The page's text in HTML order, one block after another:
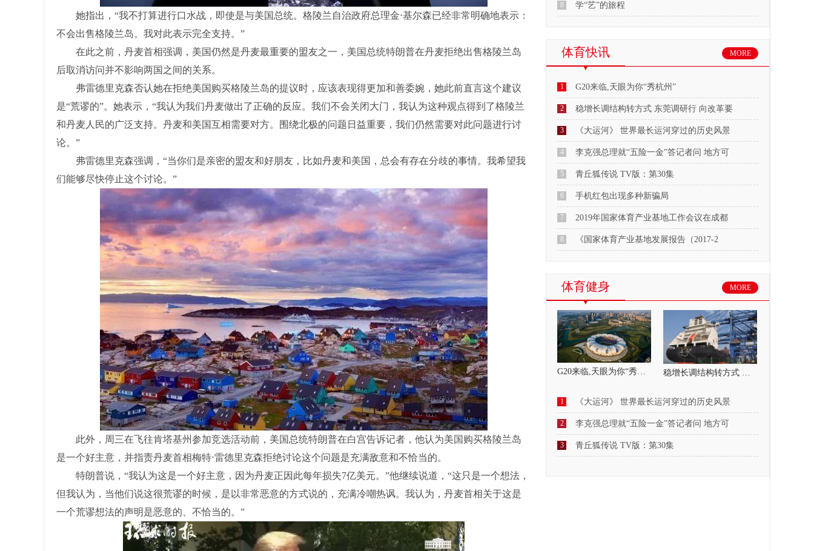
她指出，“我不打算进行口水战，即使是与美国总统。格陵兰自治政府总理金⋅基尔森已经非常明确地表示：
不会出售格陵兰岛。我对此表示完全支持。”
在此之前，丹麦首相强调，美国仍然是丹麦最重要的盟友之一，美国总统特朗普在丹麦拒绝出售格陵兰岛
后取消访问并不影响两国之间的关系。
弗雷德里克森否认她在拒绝美国购买格陵兰岛的提议时，应该表现得更加和善委婉，她此前直言这个建议
是“荒谬的”。她表示，“我认为我们丹麦做出了正确的反应。我们不会关闭大门，我认为这种观点得到了格陵兰
和丹麦人民的广泛支持。丹麦和美国互相需要对方。围绕北极的问题日益重要，我们仍然需要对此问题进行讨
论。”
弗雷德里克森强调，“当你们是亲密的盟友和好朋友，比如丹麦和美国，总会有存在分歧的事情。我希望我
们能够尽快停止这个讨论。”
此外，周三在飞往肯塔基州参加竞选活动前，美国总统特朗普在白宫告诉记者，他认为美国购买格陵兰岛
是一个好主意，并指责丹麦首相梅特⋅雷德里克森拒绝讨论这个问题是充满敌意和不恰当的。
特朗普说，“我认为这是一个好主意，因为丹麦正因此每年损失7亿美元。”他继续说道，“这只是一个想法，
但我认为，当他们说这很荒谬的时候，是以非常恶意的方式说的，充满冷嘲热讽。我认为，丹麦首相关于这是
一个荒谬想法的声明是恶意的、不恰当的。”
8 学“艺”的旅程
体育快讯 MORE
1 G20来临,天眼为你“秀杭州”
2 稳增长调结构转方式 东莞调研行 向改革要
3 《大运河》 世界最长运河穿过的历史风景
4 李克强总理就“五险一金”答记者问 地方可
5 青丘狐传说 TV版：第30集
6 手机红包出现多种新骗局
7 2019年国家体育产业基地工作会议在成都
8 《国家体育产业基地发展报告（2017-2
体育健身 MORE
稳增长调结构转方式 东莞调研行 向改革要
1 《大运河》 世界最长运河穿过的历史风景
2 李克强总理就“五险一金”答记者问 地方可
3 青丘狐传说 TV版：第30集